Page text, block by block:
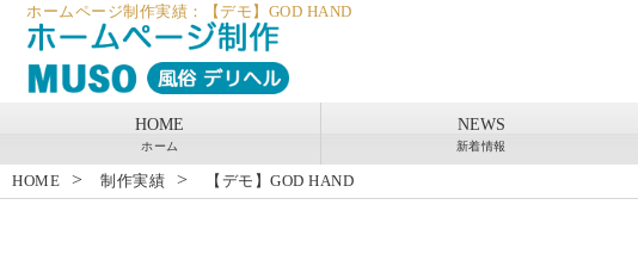
ホームページ制作実績：【デモ】GOD HAND
HOME
ホーム
NEWS
新着情報
HOME > 制作実績 > 【デモ】GOD HAND